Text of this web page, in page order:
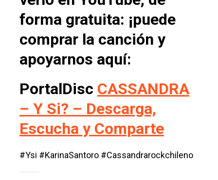
forma gratuita: ¡puede
comprar la canción y
apoyarnos aquí:
PortalDisc CASSANDRA
– Y Si? – Descarga,
Escucha y Comparte
#Ysi #KarinaSantoro #Cassandrarockchileno